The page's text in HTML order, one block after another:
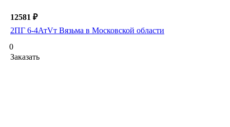
12581 ₽
2ПГ 6-4АтVт Вязьма в Московской области
0
Заказать